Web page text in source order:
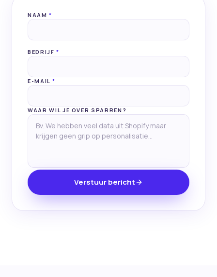
NAAM*
BEDRIJF*
E-MAIL *
WAAR WIL JE OVER SPARREN?
Verstuur bericht